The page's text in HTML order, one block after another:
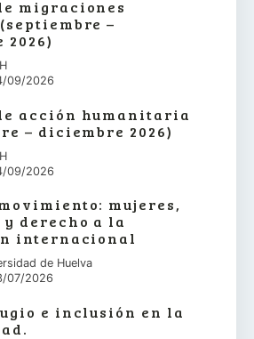
migraciones
–
09/2026
acción humanitaria
– diciembre 2026)
09/2026
mujeres,
derecho a la
internacional
de Huelva
07/2026
e inclusión en la